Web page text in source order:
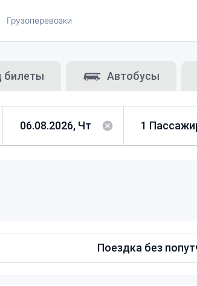
Грузоперевозки
Автобусы
Поездка без